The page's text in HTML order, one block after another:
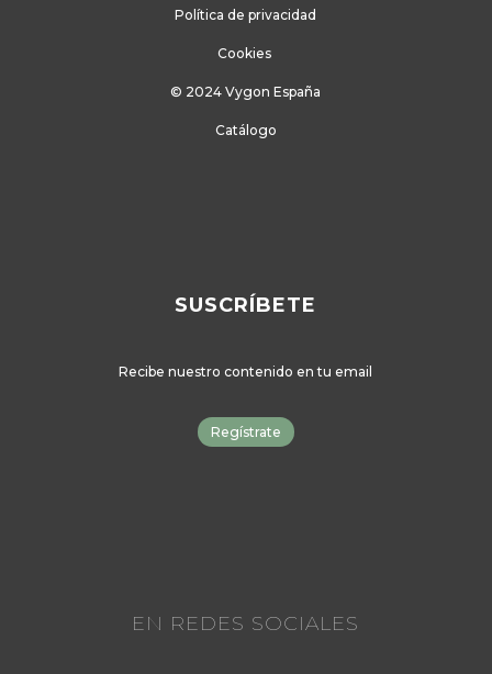
Política de privacidad
Cookies
© 2024 Vygon España
Catálogo
SUSCRÍBETE
Recibe nuestro contenido en tu email
Regístrate
EN REDES SOCIALES